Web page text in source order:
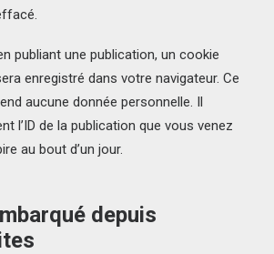
publiant une publication, un cookie
enregistré dans votre navigateur. Ce
aucune donnée personnelle. Il
l’ID de la publication que vous venez
au bout d’un jour.
depuis